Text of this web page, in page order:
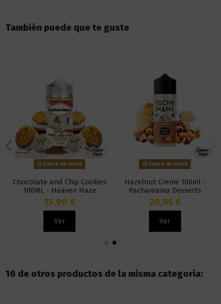
También puede que te guste
Fuera de stock
Chocolate and Chip Cookies
100ML - Heäven Haze
15,90 €
Ver
Fuera de stock
Hazelnut Creme 100ml -
Pachamama Desserts
20,95 €
Ver
16 de otros productos de la misma categoría: